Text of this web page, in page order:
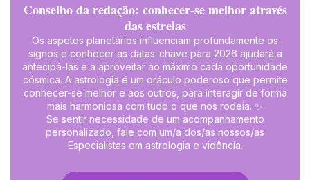
Conselho da redação: conhecer-se melhor através
das estrelas
Os aspetos planetários influenciam profundamente os
signos e conhecer as datas-chave para 2026 ajudará a
antecipá-las e a aproveitar ao máximo cada oportunidade
cósmica. A astrologia é um oráculo poderoso que permite
conhecer-se melhor e aos outros, para interagir de forma
mais harmoniosa com tudo o que nos rodeia. ✨
Se sentir necessidade de um acompanhamento
personalizado, fale com um/a dos/as nossos/as
Especialistas em astrologia e vidência.